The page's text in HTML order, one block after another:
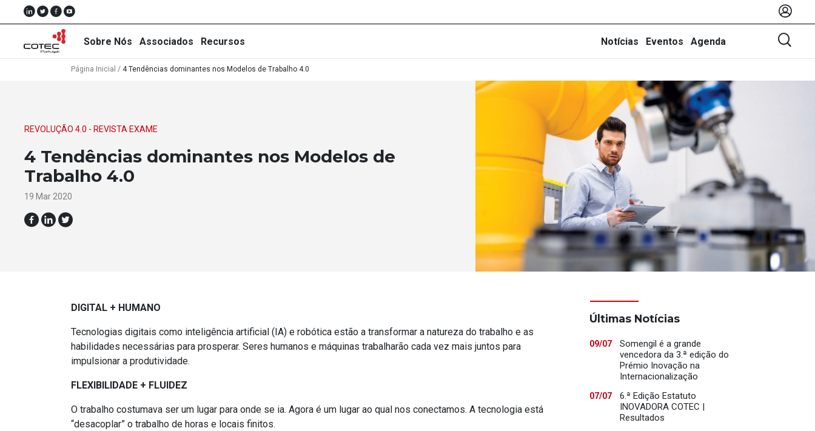
Associados
Notícias
Sobre Nós Associados Recursos Notícias Eventos Agenda
Página Inicial / 4 Tendências dominantes nos Modelos de Trabalho 4.0
REVOLUÇÃO 4.0 - REVISTA EXAME
4 Tendências dominantes nos Modelos de
Trabalho 4.0
19 Mar 2020
DIGITAL + HUMANO
Tecnologias digitais como inteligência artificial (IA) e robótica estão a transformar a natureza do trabalho e as
habilidades necessárias para prosperar. Seres humanos e máquinas trabalharão cada vez mais juntos para
impulsionar a produtividade.
FLEXIBILIDADE + FLUIDEZ
O trabalho costumava ser um lugar para onde se ia. Agora é um lugar ao qual nos conectamos. A tecnologia está
“desacoplar” o trabalho de horas e locais finitos.
Últimas Notícias
09/07
Somengil é a grande
vencedora da 3.ª edição do
Prémio Inovação na
Internacionalização
07/07
6.ª Edição Estatuto
INOVADORA COTEC |
Resultados